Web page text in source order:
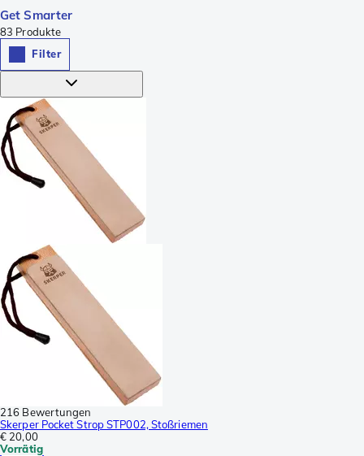
Get Smarter
83 Produkte
Filter
216 Bewertungen
Skerper Pocket Strop STP002, Stoßriemen
€ 20,00
Vorrätig